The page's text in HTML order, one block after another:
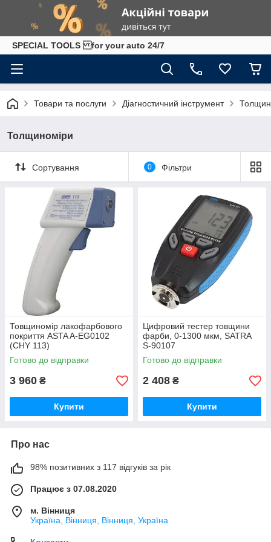
SPECIAL TOOLS for your auto 24/7
Товари та послуги Діагностичний інструмент
Толщиноміри
Сортування 0 Фільтри
Товщиномір лакофарбового
покриття ASTA A-EG0102
(CHY 113)
Готово до відправки
3 960 ₴
Купити
Цифровий тестер товщини
фарби, 0-1300 мкм, SATRA
S-90107
Готово до відправки
2 408 ₴
Купити
Про нас
98% позитивних з 117 відгуків за рік
Працює з 07.08.2020
м. Вінниця
Україна, Вінниця, Вінниця, Україна